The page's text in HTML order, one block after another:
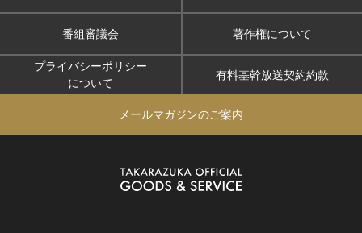
番組審議会 著作権について
プライバシーポリシー
について
有料基幹放送契約約款
メールマガジンのご案内